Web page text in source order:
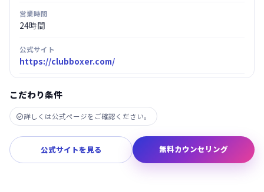
営業時間
24時間
公式サイト
https://clubboxer.com/
こだわり条件
詳しくは公式ページをご確認ください。
公式サイトを見る 無料カウンセリング